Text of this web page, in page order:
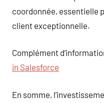
coordonnée, essentielle
client exceptionnelle.
Complément
in Salesforce
En somme,